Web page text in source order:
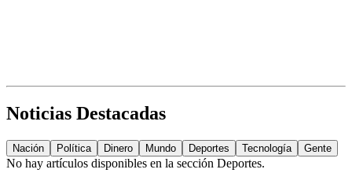
Noticias Destacadas
Nación Política Dinero Mundo Deportes Tecnología Gente
No hay artículos disponibles en la sección Deportes.